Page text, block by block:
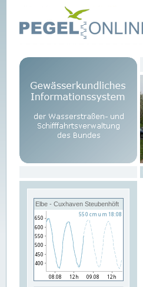
Elbe - Cuxhaven Steubenhöft